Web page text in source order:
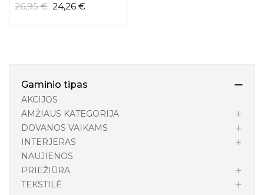
Gaminio tipas
AKCIJOS
AMŽIAUS KATEGORIJA
DOVANOS VAIKAMS
INTERJERAS
NAUJIENOS
PRIEŽIŪRA
TEKSTILĖ
26,95€ 24,26 €